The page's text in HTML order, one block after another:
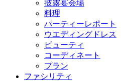
披露宴会場
料理
パーティーレポート
ウエディングドレス
ビューティ
コーディネート
プラン
ファシリティ